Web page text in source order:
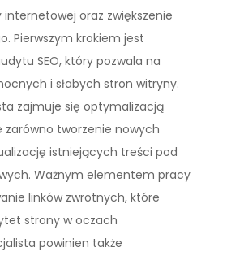
oraz zwiększenie
Pierwszym krokiem jest
SEO, który pozwala na
i słabych stron witryny.
zajmuje się optymalizacją
tworzenie nowych
istniejących treści pod
Ważnym elementem pracy
linków zwrotnych, które
strony w oczach
powinien także